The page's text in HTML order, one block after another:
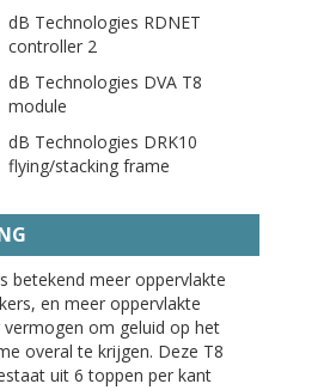
dB Technologies RDNET
controller 2
dB Technologies DVA T8
module
dB Technologies DRK10
flying/stacking frame
betekend meer oppervlakte
en meer oppervlakte
om geluid op het
overal te krijgen. Deze T8
uit 6 toppen per kant